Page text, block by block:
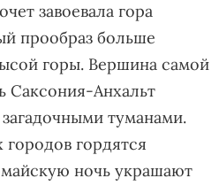
завоевала гора
прообраз больше
горы. Вершина самой
Саксония-Анхальт
туманами.
гордятся
ночь украшают